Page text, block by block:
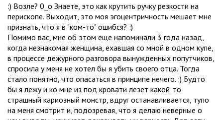
:) Возле? 0_о Знаете, это как крутить ручку резкости на
перископе. Выходит, это моя эгоцентричность мешает мне
признать, что я в "ком-то" ошибся? :)
Помимо вас, мне об этом еще напоминали 3 года назад,
когда незнакомая женщина, ехавшая со мной в одном купе,
в процессе дежурного разговора вынужденных попутчиков,
спросила у меня не хотел бы я убить своего отца. Тогда
стало понятно, что опасаться в принципе нечего. :) Будто
бы я лежу и ко мне из под кровати лезет какой-то
страшный кариозный монстр, вдруг останавливается, тупо
на меня смотрит и, подозревая, что я делаю неверные о